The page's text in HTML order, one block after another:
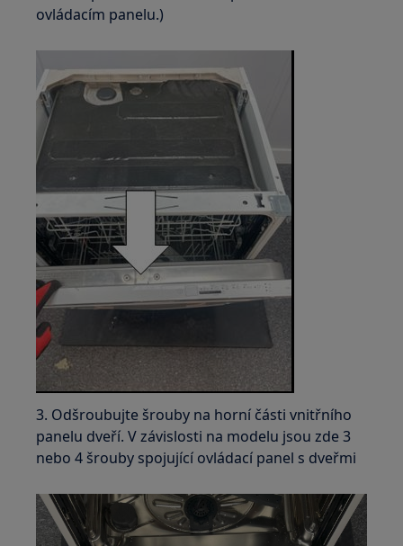
ovládacím panelu.)
3. Odšroubujte šrouby na horní části vnitřního
panelu dveří. V závislosti na modelu jsou zde 3
nebo 4 šrouby spojující ovládací panel s dveřmi